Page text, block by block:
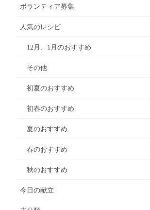
ボランティア募集
人気のレシピ
12月、1月のおすすめ
その他
初夏のおすすめ
初春のおすすめ
夏のおすすめ
春のおすすめ
秋のおすすめ
今日の献立